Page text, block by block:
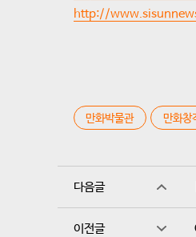
http://
만화박물관 만화창
다음글
이전글